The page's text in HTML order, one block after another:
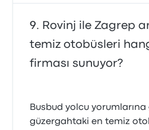
Rovinj ile Zagrep
temiz otobüsleri
firması sunuyor?
Busbud yolcu yorumlarına
güzergahtaki en temiz